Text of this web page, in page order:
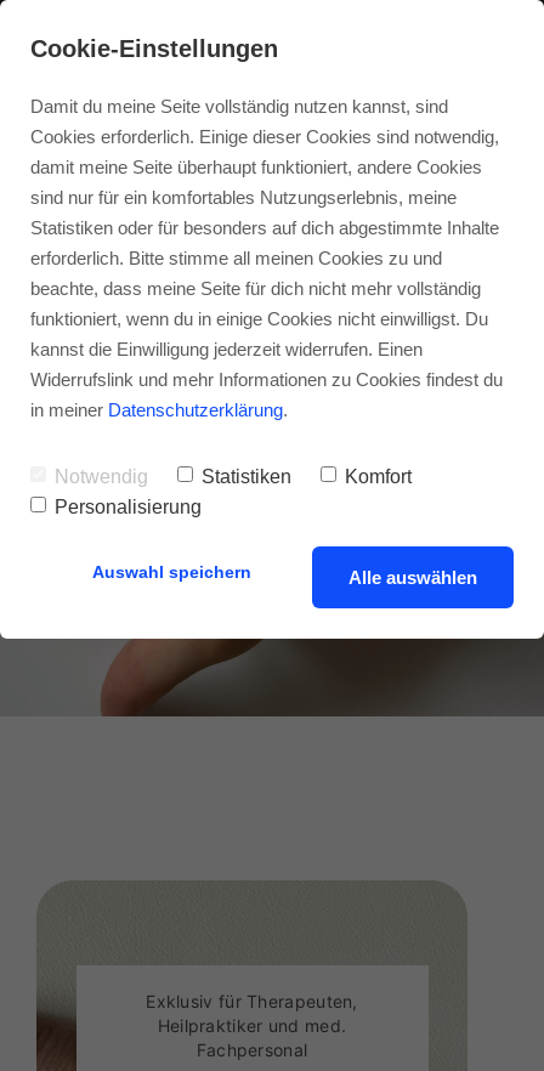
Exklusiv für Therapeuten,
Heilpraktiker und med.
Fachpersonal
Cookie-Einstellungen
Damit du meine Seite vollständig nutzen kannst, sind
Cookies erforderlich. Einige dieser Cookies sind notwendig,
damit meine Seite überhaupt funktioniert, andere Cookies
sind nur für ein komfortables Nutzungserlebnis, meine
Statistiken oder für besonders auf dich abgestimmte Inhalte
erforderlich. Bitte stimme all meinen Cookies zu und
beachte, dass meine Seite für dich nicht mehr vollständig
funktioniert, wenn du in einige Cookies nicht einwilligst. Du
kannst die Einwilligung jederzeit widerrufen. Einen
Widerrufslink und mehr Informationen zu Cookies findest du
in meiner Datenschutzerklärung.
Notwendig Statistiken
Komfort
Personalisierung
Auswahl speichern Alle auswählen